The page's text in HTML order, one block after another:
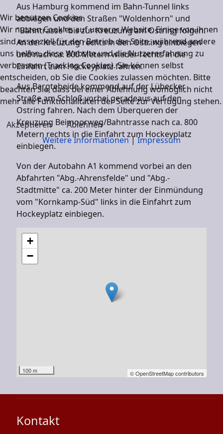
Aus Hamburg kommend im Bahn-Tunnel links
abbiegen und den Straßen "Woldenhorn" und
"Bahntrasse" bis zur Kreuzung am Ostring folgen.
An der Kreuzung rechts in den Ostring einbiegen
und nach ca. 800 Metern wieder rechts in die
Einfahrt zum Hockeyplatz fahren.
Aus Bargteheide kommend auf der Lübecker
Straße am Schloß vorbei geradeaus auf den
Ostring fahren. Nach dem Überqueren der
Kreuzung Beimoorweg/Bahntrasse nach ca. 800
Metern rechts in die Einfahrt zum Hockeyplatz
einbiegen.
Von der Autobahn A1 kommend vorbei an den
Abfahrten "Abg.-Ahrensfelde" und "Abg.-
Stadtmitte" ca. 200 Meter hinter der Einmündung
vom "Kornkamp-Süd" links in die Einfahrt zum
Hockeyplatz einbiegen.
+
−
100 m © OpenStreetMap contributors
Kontakt
Wir benutzen Cookies
Wir nutzen Cookies auf unserer Website. Einige von ihnen
sind essenziell für den Betrieb der Seite, während andere
uns helfen, diese Website und die Nutzererfahrung zu
verbessern (Tracking Cookies). Sie können selbst
entscheiden, ob Sie die Cookies zulassen möchten. Bitte
beachten Sie, dass bei einer Ablehnung womöglich nicht
mehr alle Funktionalitäten der Seite zur Verfügung stehen.
Akzeptieren
Ablehnen
Weitere Informationen|Impressum